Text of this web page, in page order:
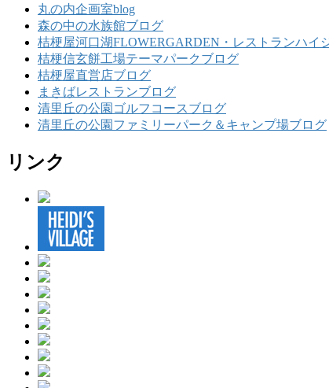
丸の内企画室blog
森の中の水族館ブログ
桔梗屋河口湖FLOWERGARDEN・レストランハイ
桔梗信玄餅工場テーマパークブログ
桔梗屋直営店ブログ
まきばレストランブログ
清里丘の公園ゴルフコースブログ
清里丘の公園ファミリーパーク＆キャンプ場ブログ
リンク